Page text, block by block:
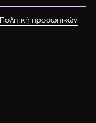
Πολιτική προσωπικών